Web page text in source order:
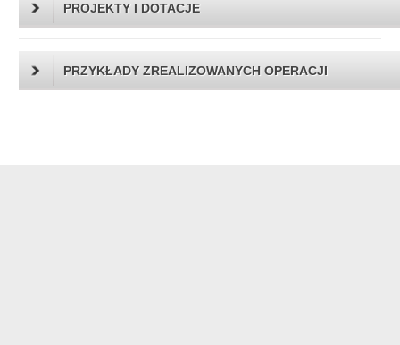
PROJEKTY I DOTACJE
PRZYKŁADY ZREALIZOWANYCH OPERACJI